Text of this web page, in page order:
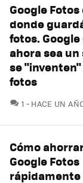
Google
donde
fotos.
ahora sea
se
fotos
1 COMENTARIOS
HACE UN
Cómo
Google Fotos
rápidamente